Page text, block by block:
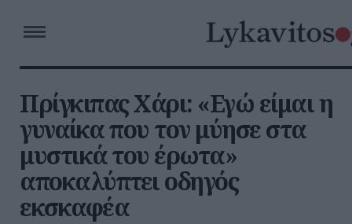
Πρίγκιπας Χάρι: «Εγώ είμαι η
γυναίκα που τον μύησε στα
μυστικά του έρωτα»
αποκαλύπτει οδηγός
εκσκαφέα